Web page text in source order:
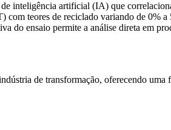
inteligência artificial (IA) que
teores de reciclado variando de 0%
do ensaio permite a análise direta em
de transformação, oferecendo